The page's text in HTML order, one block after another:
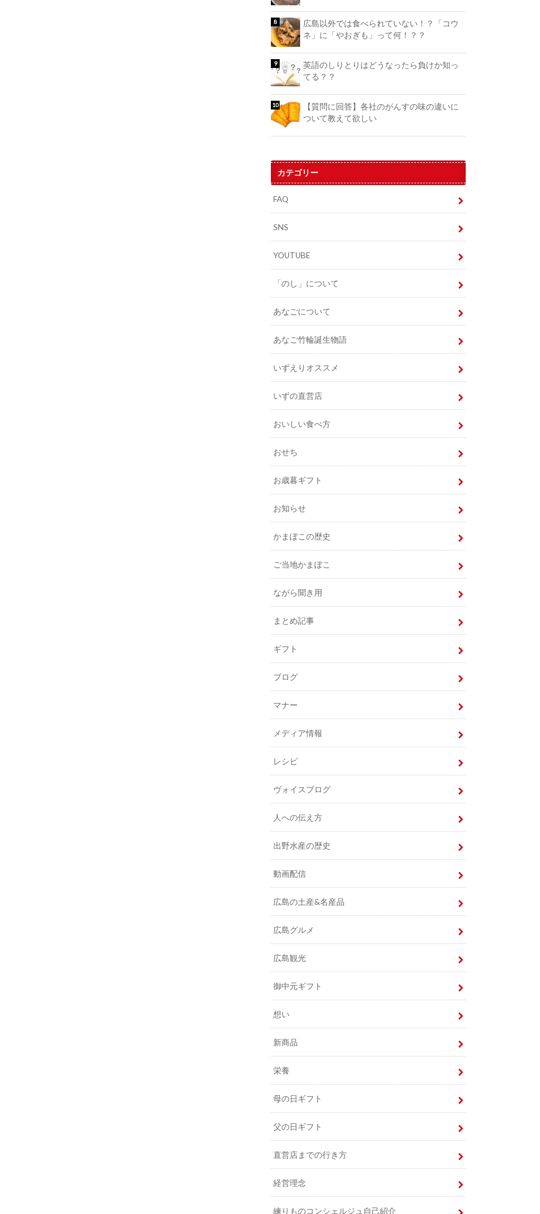
広島以外では食べられていない！？「コウ
ネ」に「やおぎも」って何！？？
英語のしりとりはどうなったら負けか知っ
てる？？
【質問に回答】各社のがんすの味の違いに
ついて教えて欲しい
カテゴリー
FAQ
SNS
YOUTUBE
「のし」について
あなごについて
あなご竹輪誕生物語
いずえりオススメ
いずの直営店
おいしい食べ方
おせち
お歳暮ギフト
お知らせ
かまぼこの歴史
ご当地かまぼこ
ながら聞き用
まとめ記事
ギフト
ブログ
マナー
メディア情報
レシピ
ヴォイスブログ
人への伝え方
出野水産の歴史
動画配信
広島の土産&名産品
広島グルメ
広島観光
御中元ギフト
想い
新商品
栄養
母の日ギフト
父の日ギフト
直営店までの行き方
経営理念
練りものコンシェルジュ自己紹介